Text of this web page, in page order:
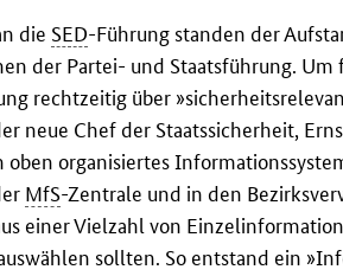
die SED-Führung standen der
der Partei- und Staatsführung.
rechtzeitig über
neue Chef der Staatssicherheit,
organisiertes
MfS-Zentrale und in den
einer Vielzahl von
sollten. So entstand ein